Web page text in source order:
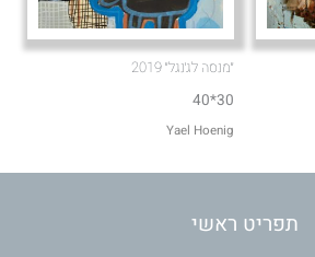
״מנסה לג׳נגל״ 2019
30*40
Yael Hoenig‏
תפריט ראשי